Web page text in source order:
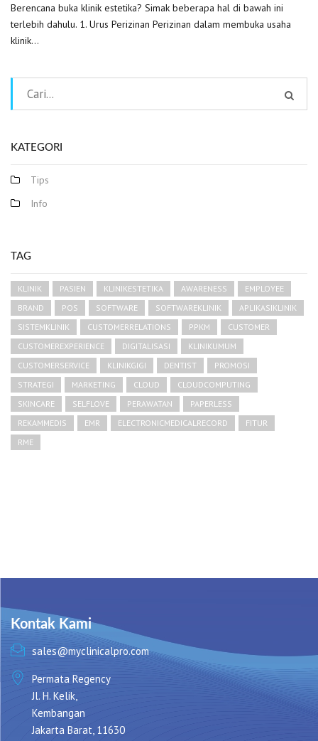
Berencana buka klinik estetika? Simak beberapa hal di bawah ini
terlebih dahulu. 1. Urus Perizinan Perizinan dalam membuka usaha
klinik...
KATEGORI
Tips
Info
TAG
KLINIK PASIEN KLINIKESTETIKA AWARENESS
EMPLOYEE
BRAND
POS SOFTWARE SOFTWAREKLINIK
APLIKASIKLINIK
SISTEMKLINIK
CUSTOMERRELATIONS PPKM
CUSTOMER
CUSTOMEREXPERIENCE
DIGITALISASI
KLINIKUMUM
CUSTOMERSERVICE
KLINIKGIGI DENTIST
PROMOSI
STRATEGI
MARKETING CLOUD
CLOUDCOMPUTING
SKINCARE
SELFLOVE PERAWATAN
PAPERLESS
REKAMMEDIS
EMR ELECTRONICMEDICALRECORD
FITUR
RME
Kontak Kami
sales@myclinicalpro.com
Permata Regency
Jl. H. Kelik,
Kembangan
Jakarta Barat, 11630